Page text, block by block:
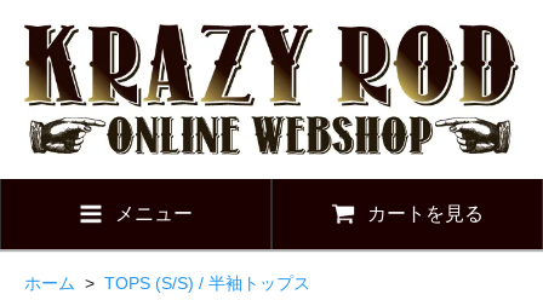
メニュー カートを見る
ホーム > TOPS (S/S) / 半袖トップス